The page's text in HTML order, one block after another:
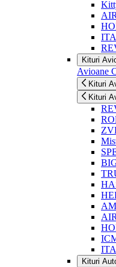
Kituri
Avioane
Kituri
Kituri
Kituri